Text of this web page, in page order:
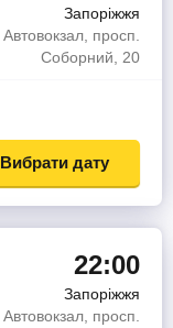
Запоріжжя
Автовокзал, просп.
Соборний, 20
Вибрати дату
22:00
Запоріжжя
Автовокзал, просп.